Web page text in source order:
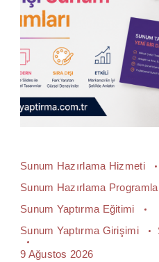
Sunum Hazırlama Hizmeti
Sunum Hazırlama
Sunum Yaptırma Eğitimi
Sunum Yaptırma Girişimi
9 Ağustos 2026